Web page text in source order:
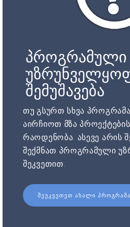
პროგრამული
შემუშავება
თუ გსურთ სხვა
აირჩიოთ მზა
რაოდენობა. ასევე არის
შექმნათ პროგრამული
შეკვეთით.
ᲨᲔᲣᲙᲕᲔᲗᲔᲗ ᲐᲮᲐᲚᲘ ᲞᲠᲝᲒᲠᲐᲛᲐ